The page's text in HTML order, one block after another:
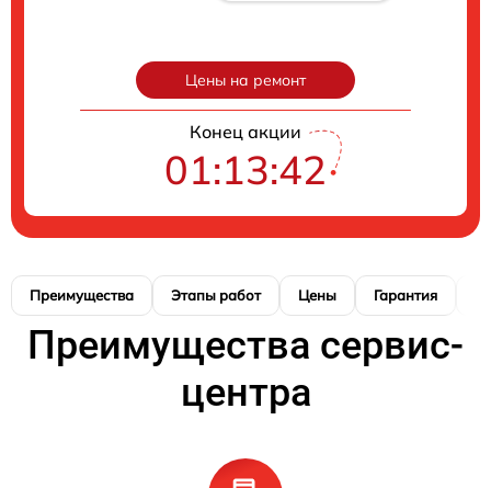
Цены на ремонт
Конец акции
01:13:41
Преимущества Этапы работ Цены Гарантия
Преимущества сервис-
центра